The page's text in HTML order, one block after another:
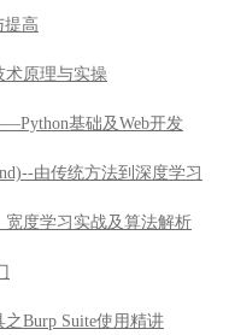
提高
术原理与实操
基础及Web开发
由传统方法到深度学习
宽度学习实战及算法解析
之Burp Suite使用精讲